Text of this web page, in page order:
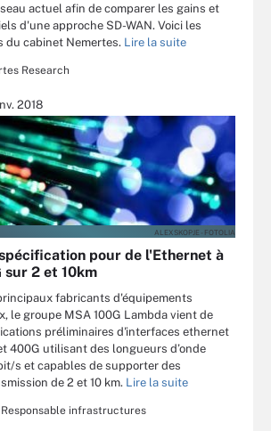
actuel afin de comparer les gains et
d'une approche SD-WAN. Voici les
du cabinet Nemertes. Lire la suite
Research
2018
ALEXSKOPJE - FOTOLIA
pour de l'Ethernet à
sur 2 et 10km
fabricants d'équipements
le groupe MSA 100G Lambda vient de
préliminaires d'interfaces ethernet
400G utilisant des longueurs d’onde
s et capables de supporter des
de 2 et 10 km. Lire la suite
Responsable infrastructures